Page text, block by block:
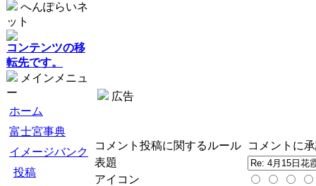
へんぽらいネ
ット
コンテンツの移
転先です。
メインメニュ
ー
ホーム
富士宮事典
イメージバンク
投稿
広告
コメント投稿に関するルール
コメントに
表題
アイコン